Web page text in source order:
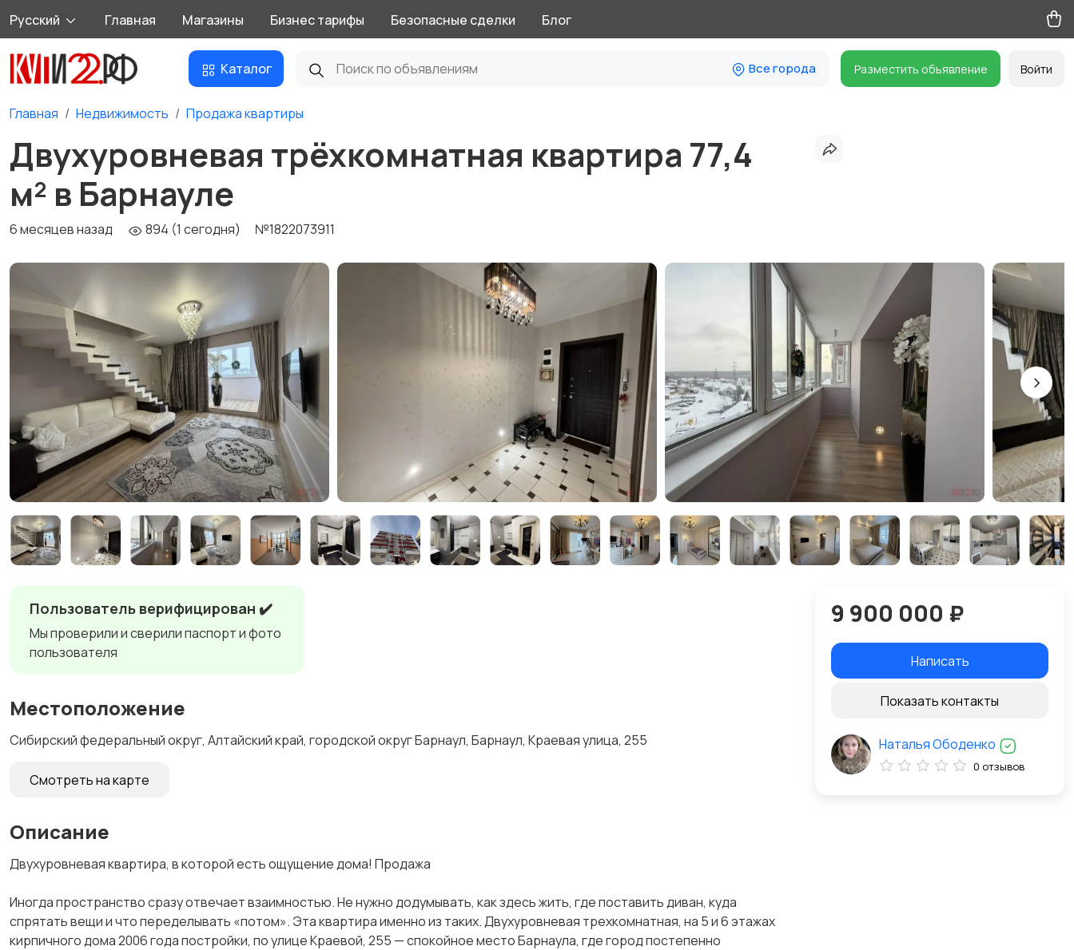
Русский Главная Магазины Бизнес тарифы Безопасные сделки Блог
Каталог Все города Разместить объявление Войти
Главная Недвижимость Продажа квартиры
Двухуровневая трёхкомнатная квартира 77,4
м² в Барнауле
6 месяцев назад 894 (1 сегодня) №1822073911
Пользователь верифицирован ✔️
Мы проверили и сверили паспорт и фото
пользователя
Местоположение
Сибирский федеральный округ, Алтайский край, городской округ Барнаул, Барнаул, Краевая улица, 255
Смотреть на карте
Описание
Двухуровневая квартира, в которой есть ощущение дома! Продажа
Иногда пространство сразу отвечает взаимностью. Не нужно додумывать, как здесь жить, где поставить диван, куда
спрятать вещи и что переделывать «потом». Эта квартира именно из таких. Двухуровневая трехкомнатная, на 5 и 6 этажах
кирпичного дома 2006 года постройки, по улице Краевой, 255 — спокойное место Барнаула, где город постепенно
9 900 000 ₽
Написать
Показать контакты
Наталья Ободенко
0 отзывов